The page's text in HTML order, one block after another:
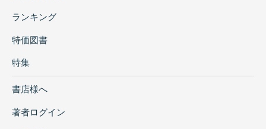
ランキング
特価図書
特集
書店様へ
著者ログイン